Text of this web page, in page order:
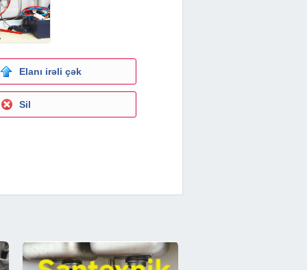
Elanı irəli çək
Sil